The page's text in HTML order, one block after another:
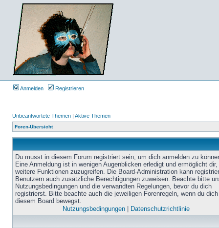
Anmelden Registrieren
Unbeantwortete Themen | Aktive Themen
Foren-Übersicht
Du musst in diesem Forum registriert sein, um dich anmelden zu
Eine Anmeldung ist in wenigen Augenblicken erledigt und ermöglicht
weitere Funktionen zuzugreifen. Die Board-Administration kann
Benutzern auch zusätzliche Berechtigungen zuweisen. Beachte bitte
Nutzungsbedingungen und die verwandten Regelungen, bevor du dich
registrierst. Bitte beachte auch die jeweiligen Forenregeln, wenn du
diesem Board bewegst.
Nutzungsbedingungen| Datenschutzrichtlinie